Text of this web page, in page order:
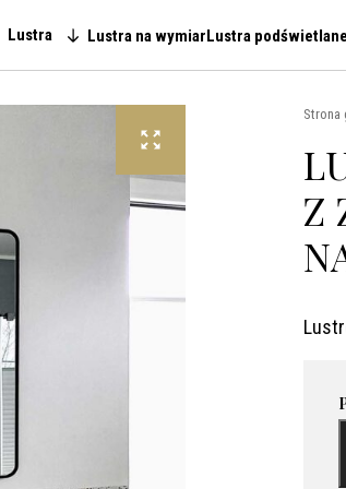
Main
Lustra Lustra na wymiarLustra
Strona
Z